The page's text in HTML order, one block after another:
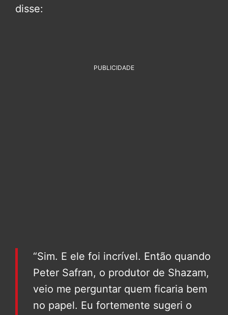
disse:
PUBLICIDADE
“Sim. E ele foi incrível. Então quando
Peter Safran, o produtor de Shazam,
veio me perguntar quem ficaria bem
no papel. Eu fortemente sugeri o